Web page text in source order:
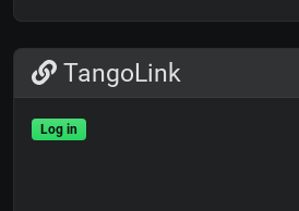
TangoLink
Log in